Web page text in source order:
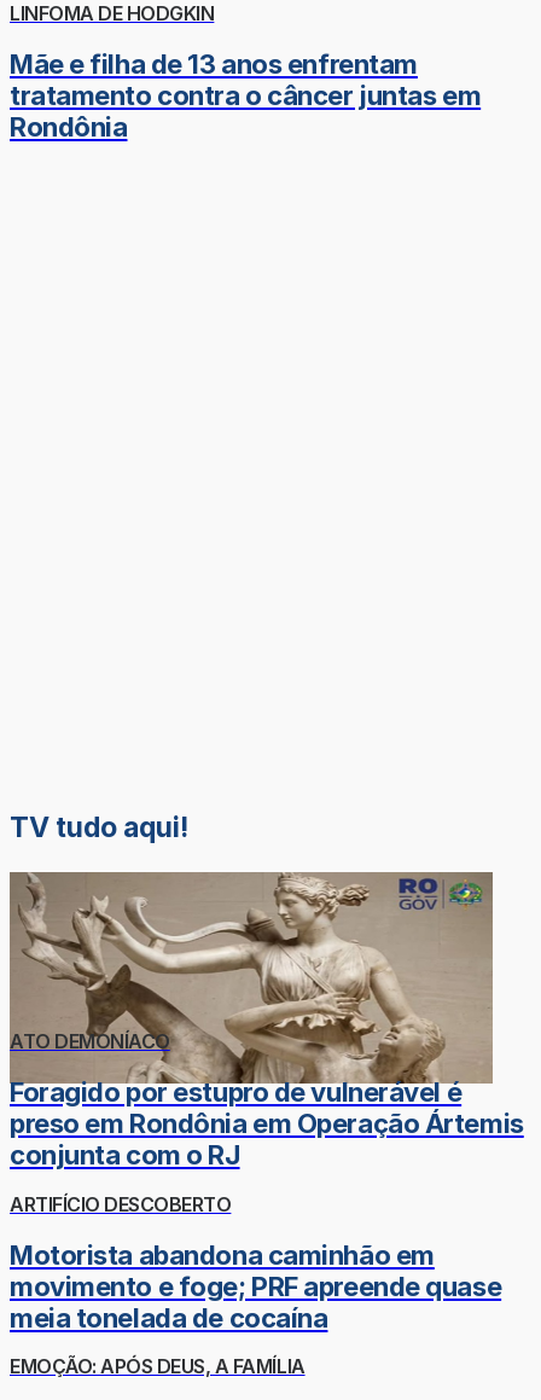
LINFOMA DE HODGKIN
Mãe e filha de 13 anos enfrentam
tratamento contra o câncer juntas em
Rondônia
TV tudo aqui!
ATO DEMONÍACO
Foragido por estupro de vulnerável é
preso em Rondônia em Operação Ártemis
conjunta com o RJ
ARTIFÍCIO DESCOBERTO
Motorista abandona caminhão em
movimento e foge; PRF apreende quase
meia tonelada de cocaína
EMOÇÃO: APÓS DEUS, A FAMÍLIA